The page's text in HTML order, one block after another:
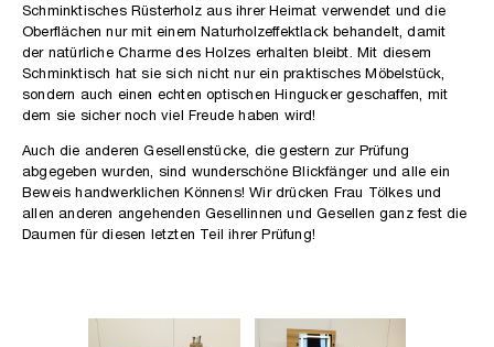
Schminktisches Rüsterholz aus ihrer Heimat verwendet und die
Oberflächen nur mit einem Naturholzeffektlack behandelt, damit
der natürliche Charme des Holzes erhalten bleibt. Mit diesem
Schminktisch hat sie sich nicht nur ein praktisches Möbelstück,
sondern auch einen echten optischen Hingucker geschaffen, mit
dem sie sicher noch viel Freude haben wird!
Auch die anderen Gesellenstücke, die gestern zur Prüfung
abgegeben wurden, sind wunderschöne Blickfänger und alle ein
Beweis handwerklichen Könnens! Wir drücken Frau Tölkes und
allen anderen angehenden Gesellinnen und Gesellen ganz fest die
Daumen für diesen letzten Teil ihrer Prüfung!